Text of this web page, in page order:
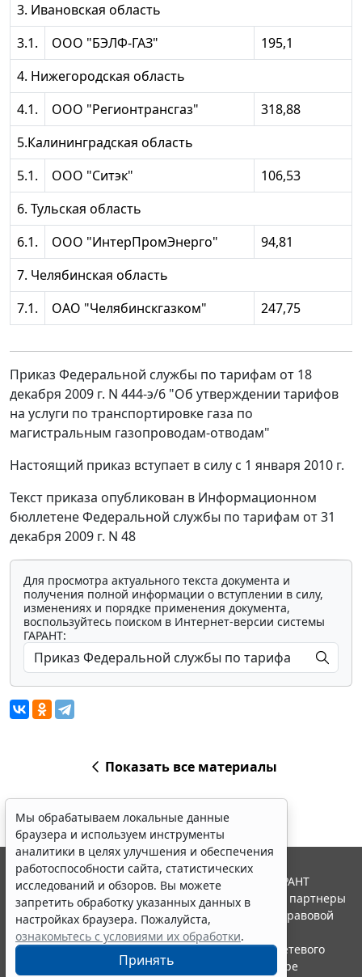
3. Ивановская область
3.1.
ООО "БЭЛФ-ГАЗ"
195,1
4. Нижегородская область
4.1.
ООО "Регионтрансгаз"
318,88
5.Калининградская область
5.1.
ООО "Ситэк"
106,53
6. Тульская область
6.1.
ООО "ИнтерПромЭнерго"
94,81
7. Челябинская область
7.1.
ОАО "Челябинскгазком" 247,75
Приказ Федеральной службы по тарифам от 18
декабря 2009 г. N 444-э/6 "Об утверждении тарифов
на услуги по транспортировке газа по
магистральным газопроводам-отводам"
Настоящий приказ вступает в силу с 1 января 2010 г.
Текст приказа опубликован в Информационном
бюллетене Федеральной службы по тарифам от 31
декабря 2009 г. N 48
Для просмотра актуального текста документа и
получения полной информации о вступлении в силу,
изменениях и порядке применения документа,
воспользуйтесь поиском в Интернет-версии системы
ГАРАНТ:
Показать все материалы
Мы обрабатываем локальные данные
браузера и используем инструменты
аналитики в целях улучшения и обеспечения
работоспособности сайта, статистических
исследований и обзоров. Вы можете
запретить обработку указанных данных в
настройках браузера. Пожалуйста,
ознакомьтесь с условиями их обработки.
Принять
© ООО "НПП "ГАРАНТ-СЕРВИС", 2026. Система ГАРАНТ
выпускается с 1990 года. Компания "Гарант" и ее партнеры
являются участниками Российской ассоциации правовой
информации ГАРАНТ.
Портал ГАРАНТ.РУ зарегистрирован в качестве сетевого
издания Федеральной службой по надзору в сфере